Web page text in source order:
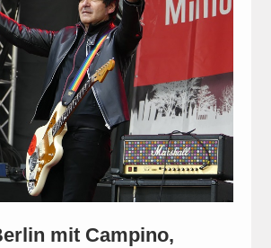
mit Campino,